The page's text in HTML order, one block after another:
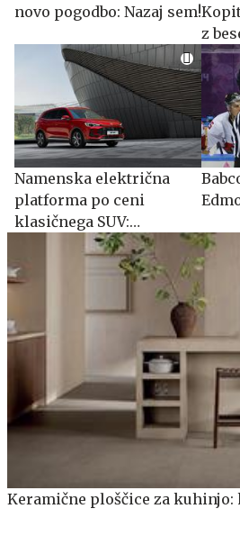
novo pogodbo: Nazaj sem!
z
Namenska električna
platforma po ceni
klasičnega SUV:
spoznajte MG S5 EV
Keramične ploščice za